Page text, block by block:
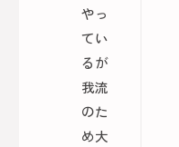
やっ
てい
るが
我流
のた
め大